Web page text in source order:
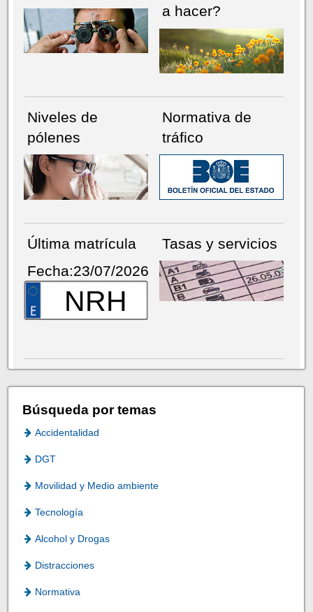
a hacer?
Niveles de
pólenes
Normativa de
tráfico
Última matrícula
Fecha:23/07/2026
NRH
Tasas y servicios
Búsqueda por temas
Accidentalidad
DGT
Movilidad y Medio ambiente
Tecnología
Alcohol y Drogas
Distracciones
Normativa